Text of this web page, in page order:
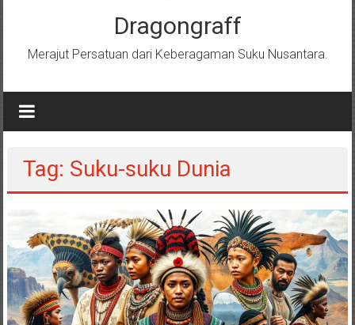
Dragongraff
Merajut Persatuan dari Keberagaman Suku Nusantara.
Tag: Suku-suku Dunia